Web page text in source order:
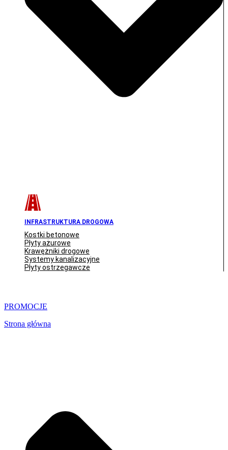
INFRASTRUKTURA DROGOWA
Kostki betonowe
Płyty ażurowe
Krawężniki drogowe
Systemy kanalizacyjne
Płyty ostrzegawcze
PROMOCJE
Strona główna